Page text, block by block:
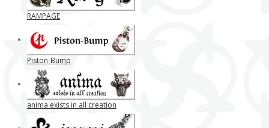
RAMPAGE
Piston-Bump
anima exists in all creation